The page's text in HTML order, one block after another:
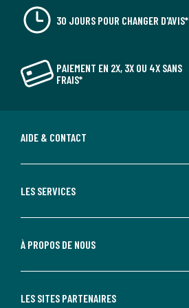
30 JOURS POUR CHANGER D'AVIS*
PAIEMENT EN 2X, 3X OU 4X SANS
FRAIS*
AIDE & CONTACT
LES SERVICES
À PROPOS DE NOUS
LES SITES PARTENAIRES